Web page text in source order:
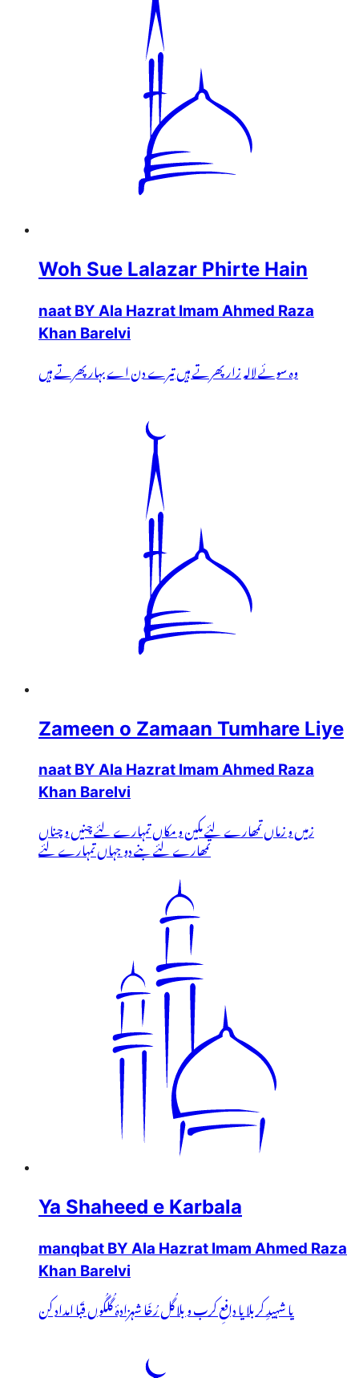
Woh Sue Lalazar Phirte Hain
naat BY Ala Hazrat Imam Ahmed Raza
Khan Barelvi
وہ سوئے لالہ زار پھرتے ہیں تیرے دن اے بہار پھرتے ہیں
Zameen o Zamaan Tumhare Liye
naat BY Ala Hazrat Imam Ahmed Raza
Khan Barelvi
زمیں و زماں تمھارے لئے مکین و مکاں تمہارے لئے چنیں و چناں
تمھارے لئے بنے دو جہاں تمہارے لئے
Ya Shaheed e Karbala
manqbat BY Ala Hazrat Imam Ahmed Raza
Khan Barelvi
یا شہیدِ کربلا یا دافعِ کرب و بلا گُل رُخَا شہزادۂ گُلگُوں قَبا امداد کن